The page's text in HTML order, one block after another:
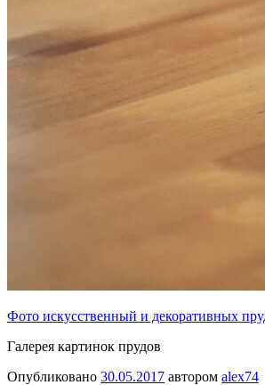
Фото искусственный и декоративных
Галерея картинок прудов
Опубликовано 30.05.2017 автором alex74